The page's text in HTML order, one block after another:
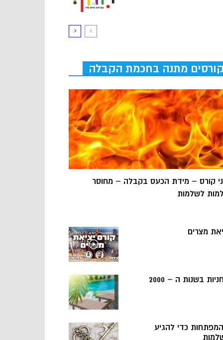
קורסים מתנה בחכמת הקבלה
קורס – מידת הכעס בקבלה – מחוסר
לשלמות
מצרים
בשנות ה – 2000
5 המפתחות כדי להגיע